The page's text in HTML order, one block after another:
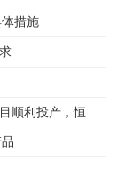
措施
顺利投产，恒